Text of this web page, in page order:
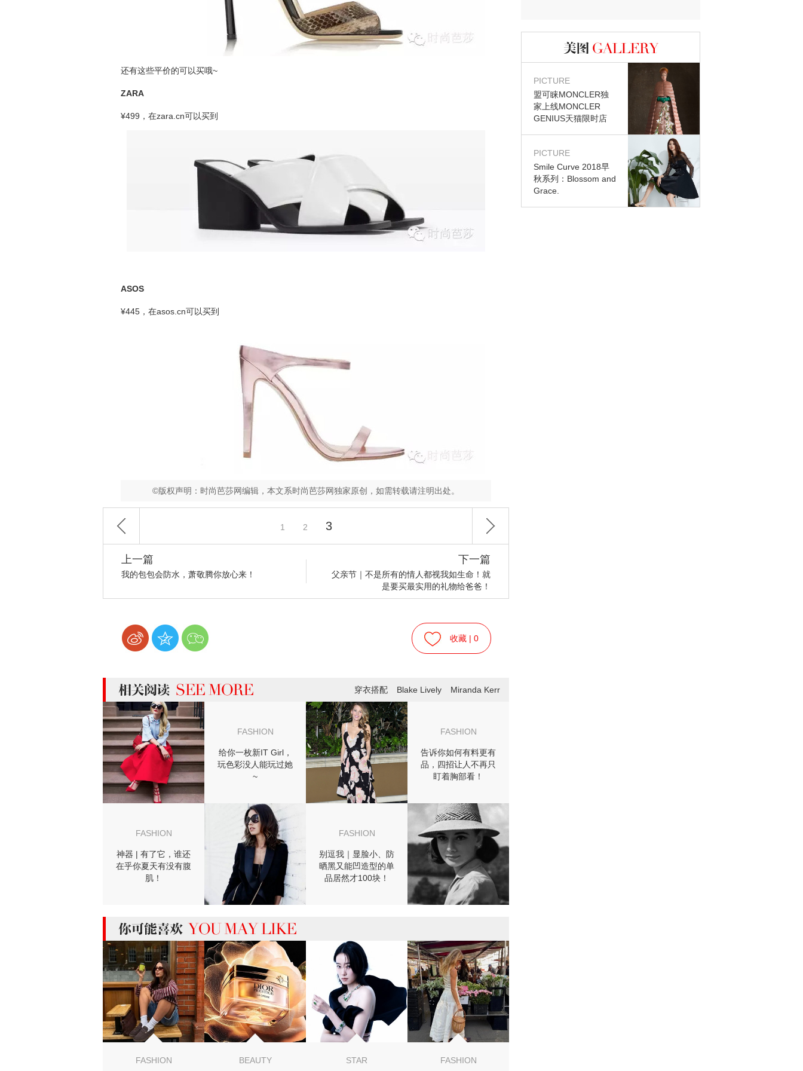
还有这些平价的可以买哦~
ZARA
¥499，在zara.cn可以买到
ASOS
¥445，在asos.cn可以买到
©版权声明：时尚芭莎网编辑，本文系时尚芭莎网独家原创，如需转载请注明出处。
1 2 3
上一篇
我的包包会防水，萧敬腾你放心来！
下一篇
父亲节｜不是所有的情人都视我如生命！就
是要买最实用的礼物给爸爸！
收藏 | 0
more 相关阅读
穿衣搭配 Blake Lively Miranda Kerr
FASHION
给你一枚新IT Girl，
玩色彩没人能玩过她
~
FASHION
告诉你如何有料更有
品，四招让人不再只
盯着胸部看！
FASHION
神器 | 有了它，谁还
在乎你夏天有没有腹
肌！
FASHION
别逗我｜显脸小、防
晒黑又能凹造型的单
品居然才100块！
MIGHT LIKE 你可能喜欢
FASHION
BEAUTY
STAR
FASHION
图库
PICTURE
盟可睐MONCLER独
家上线MONCLER
GENIUS天猫限时店
PICTURE
Smile Curve 2018早
秋系列：Blossom and
Grace.